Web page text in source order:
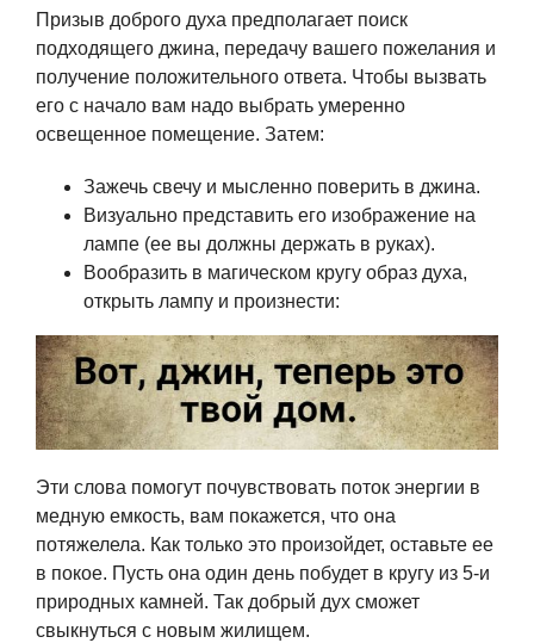
Призыв доброго духа предполагает поиск
подходящего джина, передачу вашего пожелания и
получение положительного ответа. Чтобы вызвать
его с начало вам надо выбрать умеренно
освещенное помещение. Затем:
Зажечь свечу и мысленно поверить в джина.
Визуально представить его изображение на
лампе (ее вы должны держать в руках).
Вообразить в магическом кругу образ духа,
открыть лампу и произнести:
Эти слова помогут почувствовать поток энергии в
медную емкость, вам покажется, что она
потяжелела. Как только это произойдет, оставьте ее
в покое. Пусть она один день побудет в кругу из 5-и
природных камней. Так добрый дух сможет
свыкнуться с новым жилищем.